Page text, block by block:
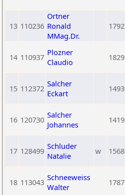
13 110236
Ortner
Ronald
MMag.Dr.
1792
14 110937 Plozner
Claudio
1829
15 112372 Salcher
Eckart
1493
16 120730 Salcher
Johannes
1419
17 128499 Schluder
Natalie
w 1568
18 113043 Schneeweiss
Walter
1787